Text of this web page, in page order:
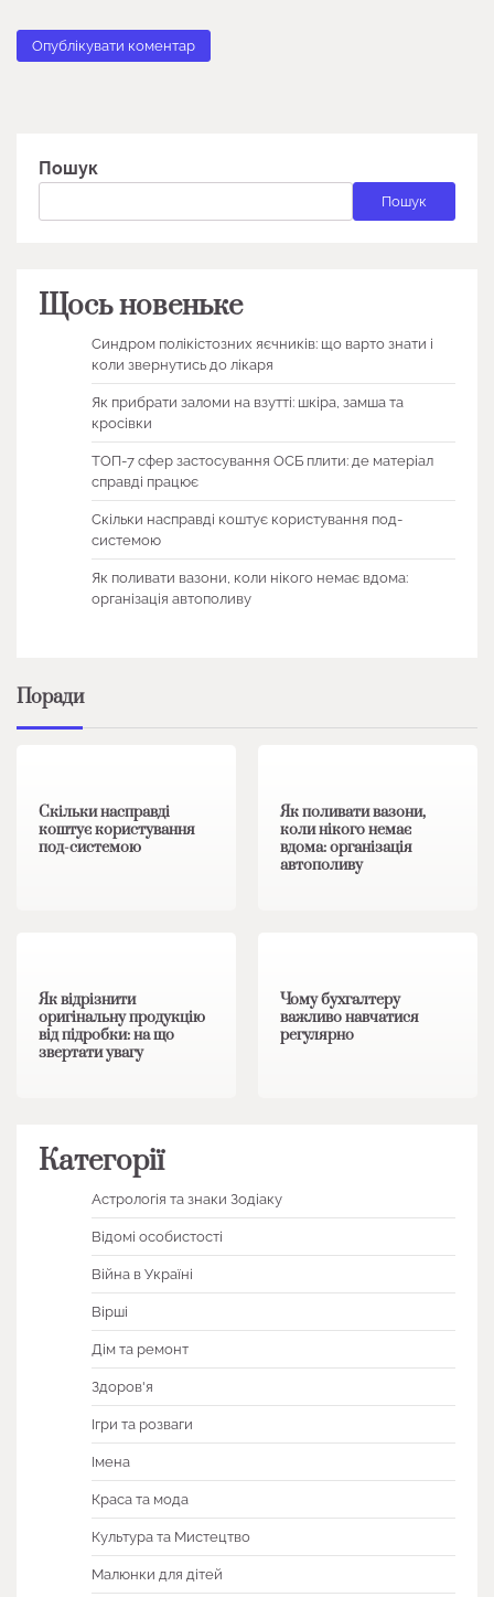
Пошук
Пошук
Щось новеньке
Синдром полікістозних яєчників: що варто знати і
коли звернутись до лікаря
Як прибрати заломи на взутті: шкіра, замша та
кросівки
ТОП-7 сфер застосування ОСБ плити: де матеріал
справді працює
Скільки насправді коштує користування под-
системою
Як поливати вазони, коли нікого немає вдома:
організація автополиву
Поради
Скільки насправді
коштує користування
под-системою
Як поливати вазони,
коли нікого немає
вдома: організація
автополиву
Як відрізнити
оригінальну продукцію
від підробки: на що
звертати увагу
Чому бухгалтеру
важливо навчатися
регулярно
Категорії
Астрологія та знаки Зодіаку
Відомі особистості
Війна в Україні
Вірші
Дім та ремонт
Здоров'я
Ігри та розваги
Імена
Краса та мода
Культура та Мистецтво
Малюнки для дітей